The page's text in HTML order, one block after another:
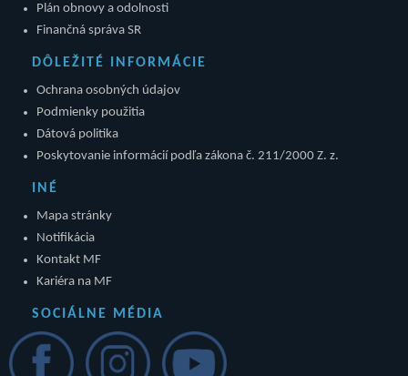
Plán obnovy a odolnosti
Finančná správa SR
DÔLEŽITÉ INFORMÁCIE
Ochrana osobných údajov
Podmienky použitia
Dátová politika
Poskytovanie informácií podľa zákona č. 211/2000 Z. z.
INÉ
Mapa stránky
Notifikácia
Kontakt MF
Kariéra na MF
SOCIÁLNE MÉDIA